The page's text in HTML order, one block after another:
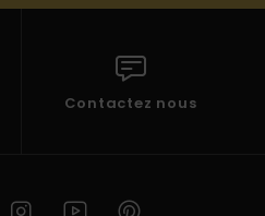
Contactez nous